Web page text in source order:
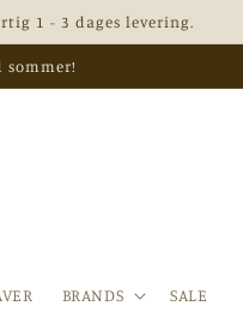
1 - 3 dages levering.
sommer!
BRANDS SALE